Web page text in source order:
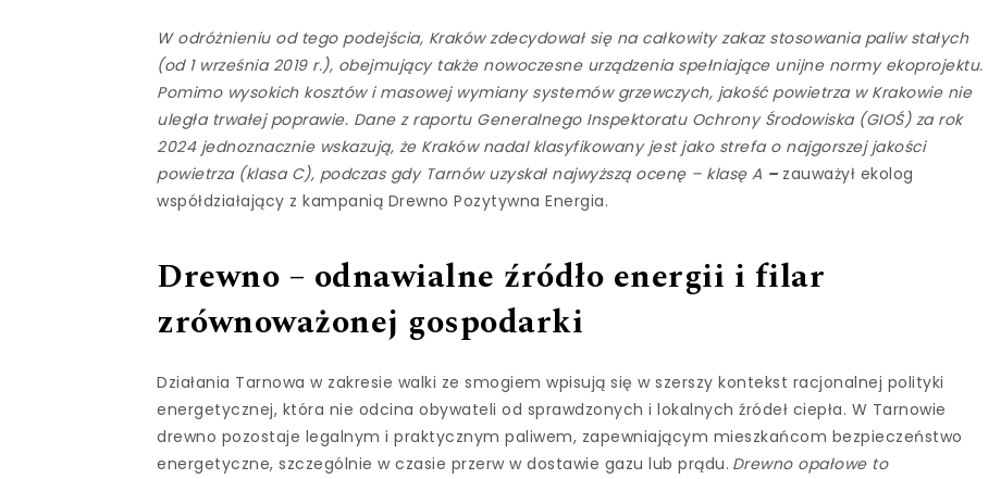
W odróżnieniu od tego podejścia, Kraków zdecydował się na całkowity zakaz stosowania paliw stałych
(od 1 września 2019 r.), obejmujący także nowoczesne urządzenia spełniające unijne normy ekoprojektu.
Pomimo wysokich kosztów i masowej wymiany systemów grzewczych, jakość powietrza w Krakowie nie
uległa trwałej poprawie. Dane z raportu Generalnego Inspektoratu Ochrony Środowiska (GIOŚ) za rok
2024 jednoznacznie wskazują, że Kraków nadal klasyfikowany jest jako strefa o najgorszej jakości
powietrza (klasa C), podczas gdy Tarnów uzyskał najwyższą ocenę – klasę A – zauważył ekolog
współdziałający z kampanią Drewno Pozytywna Energia.
Drewno – odnawialne źródło energii i filar
zrównoważonej gospodarki
Działania Tarnowa w zakresie walki ze smogiem wpisują się w szerszy kontekst racjonalnej polityki
energetycznej, która nie odcina obywateli od sprawdzonych i lokalnych źródeł ciepła. W Tarnowie
drewno pozostaje legalnym i praktycznym paliwem, zapewniającym mieszkańcom bezpieczeństwo
energetyczne, szczególnie w czasie przerw w dostawie gazu lub prądu. Drewno opałowe to